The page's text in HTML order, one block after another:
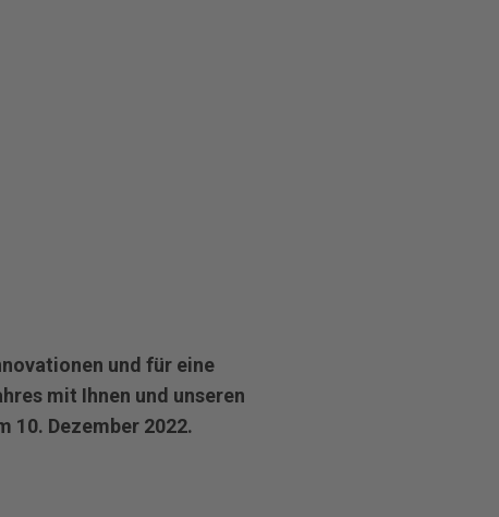
und für eine
mit Ihnen und unseren
10. Dezember 2022.